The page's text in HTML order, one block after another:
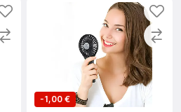
-1,00 €